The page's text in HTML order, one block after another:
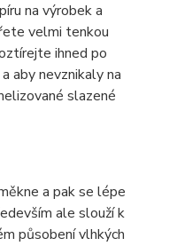
na výrobek a
velmi tenkou
ihned po
aby nevznikaly na
slazené
a pak se lépe
ale slouží k
působení vlhkých